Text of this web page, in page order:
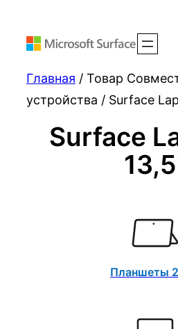
Главная / Товар
устройства / Surface
Surface
Планшеты